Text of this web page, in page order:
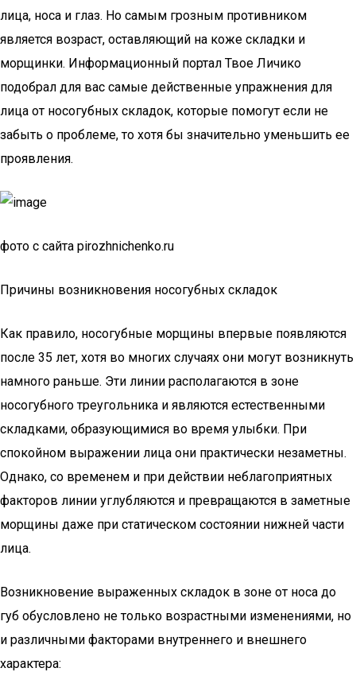
лица, носа и глаз. Но самым грозным противником
является возраст, оставляющий на коже складки и
морщинки. Информационный портал Твое Личико
подобрал для вас самые действенные упражнения для
лица от носогубных складок, которые помогут если не
забыть о проблеме, то хотя бы значительно уменьшить ее
проявления.
фото с сайта pirozhnichenko.ru
Причины возникновения носогубных складок
Как правило, носогубные морщины впервые появляются
после 35 лет, хотя во многих случаях они могут возникнуть
намного раньше. Эти линии располагаются в зоне
носогубного треугольника и являются естественными
складками, образующимися во время улыбки. При
спокойном выражении лица они практически незаметны.
Однако, со временем и при действии неблагоприятных
факторов линии углубляются и превращаются в заметные
морщины даже при статическом состоянии нижней части
лица.
Возникновение выраженных складок в зоне от носа до
губ обусловлено не только возрастными изменениями, но
и различными факторами внутреннего и внешнего
характера: